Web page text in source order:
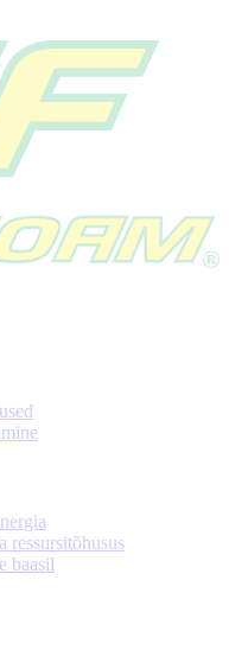
ressursitõhusus
baasil